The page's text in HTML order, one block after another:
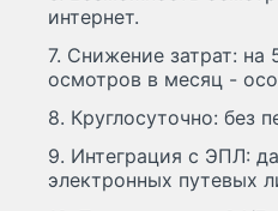
интернет.
7. Снижение затрат:
осмотров в месяц -
8. Круглосуточно: без
9. Интеграция с ЭПЛ:
электронных путевых